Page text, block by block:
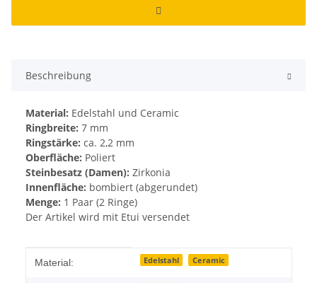
Beschreibung
Material: Edelstahl und Ceramic
Ringbreite: 7 mm
Ringstärke: ca. 2,2 mm
Oberfläche: Poliert
Steinbesatz (Damen): Zirkonia
Innenfläche: bombiert (abgerundet)
Menge: 1 Paar (2 Ringe)
Der Artikel wird mit Etui versendet
Produkteigenschaft
Wert
Material: Edelstahl Ceramic